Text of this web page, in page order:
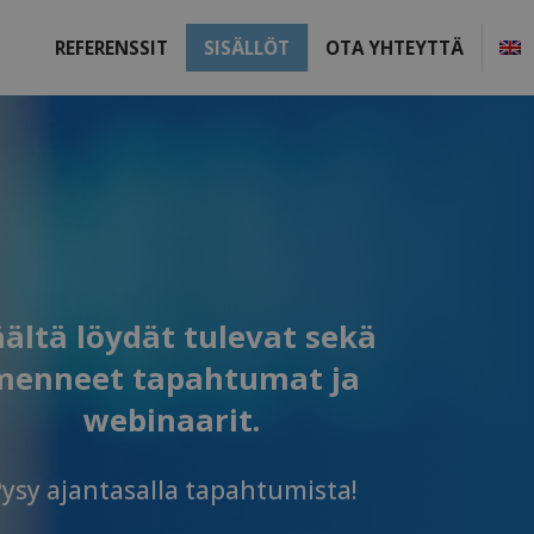
REFERENSSIT SISÄLLÖT OTA YHTEYTTÄ
löydät tulevat sekä
tapahtumat ja
webinaarit.
ajantasalla tapahtumista!